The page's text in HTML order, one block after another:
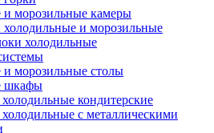
морозильные камеры
и морозильные
холодильные
морозильные столы
шкафы
кондитерские
с металлическими